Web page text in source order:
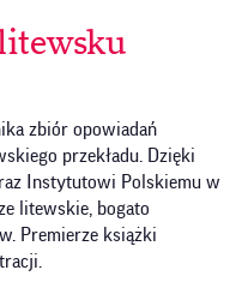
zbiór opowiadań
przekładu. Dzięki
Instytutowi Polskiemu w
litewskie, bogato
Premierze książki